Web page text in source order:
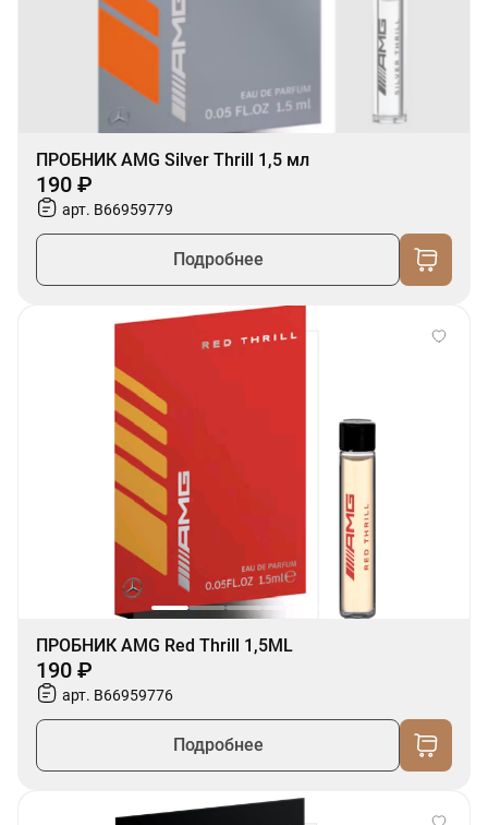
ПРОБНИК AMG Silver Thrill 1,5 мл
190 ₽
арт. B66959779
Подробнее
ПРОБНИК AMG Red Thrill 1,5ML
190 ₽
арт. B66959776
Подробнее